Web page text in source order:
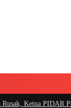
Papua Barat